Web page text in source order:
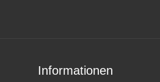
Informationen